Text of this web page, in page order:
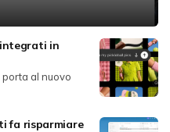
in
al nuovo
fa risparmiare